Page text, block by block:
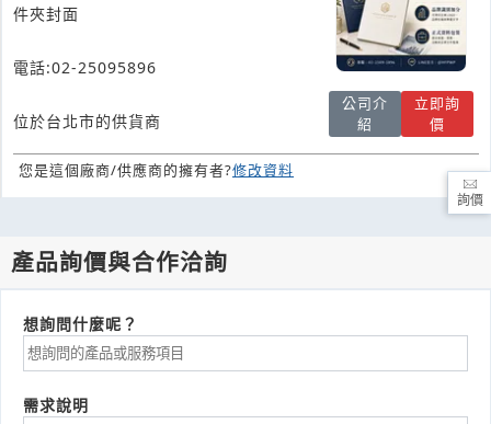
件夾封面
電話:02-25095896
位於台北市的供貨商
公司介
紹
立即詢
價
您是這個廠商/供應商的擁有者?修改資料
產品詢價與合作洽詢
想詢問什麼呢？
需求說明
詢價